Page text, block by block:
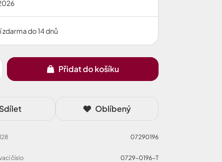
zdarma do 14 dnů
Přidat do košíku
Oblíbený
07290196
číslo 0729-0196-T